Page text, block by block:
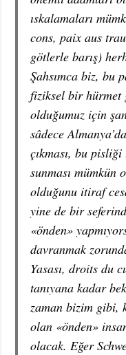
ıskalamaları
cons, paix aus
götlerle barış)
Şahsımca biz, bu
fiziksel bir hürmet
olduğumuz için
sâdece
çıkması, bu
sunması
olduğunu itiraf
yine de bir
«önden»
davranmak
Yasası, droits du
tanıyana kadar
zaman bizim gibi,
olan «önden»
olacak. Eğer